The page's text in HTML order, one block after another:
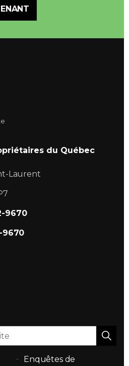
du Québec
Laurent
9670
9670
Enquêtes de